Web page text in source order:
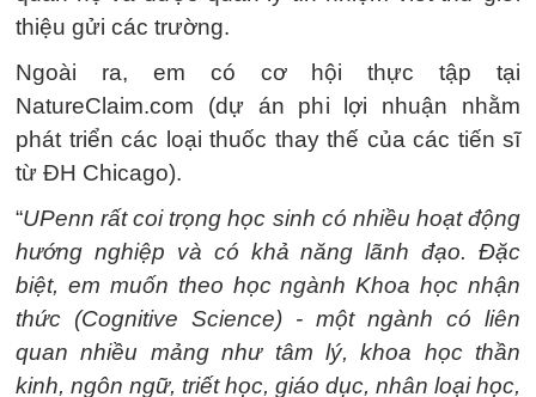
thiệu gửi các trường.
Ngoài ra, em có cơ hội thực tập tại
NatureClaim.com (dự án phi lợi nhuận nhằm
phát triển các loại thuốc thay thế của các tiến sĩ
từ ĐH Chicago).
“UPenn rất coi trọng học sinh có nhiều hoạt động
hướng nghiệp và có khả năng lãnh đạo. Đặc
biệt, em muốn theo học ngành Khoa học nhận
thức (Cognitive Science) - một ngành có liên
quan nhiều mảng như tâm lý, khoa học thần
kinh, ngôn ngữ, triết học, giáo dục, nhân loại học,